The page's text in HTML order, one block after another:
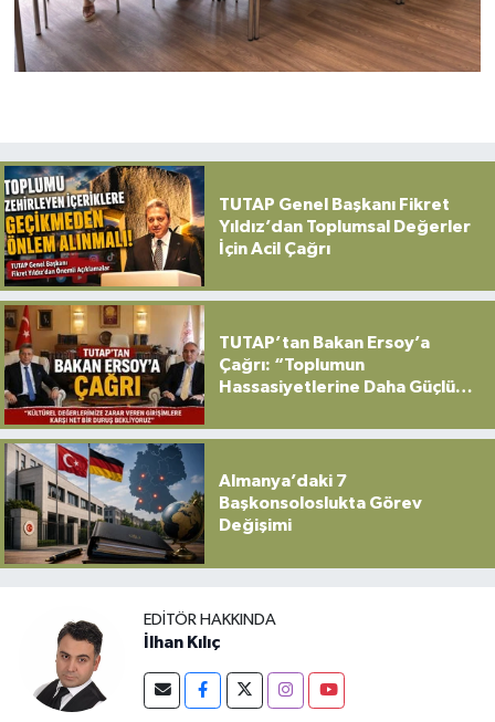
TUTAP Genel Başkanı Fikret
Yıldız’dan Toplumsal Değerler
İçin Acil Çağrı
TUTAP’tan Bakan Ersoy’a
Çağrı: “Toplumun
Hassasiyetlerine Daha Güçlü
Almanya’daki 7
Başkonsoloslukta Görev
Değişimi
EDITÖR HAKKINDA
İlhan Kılıç